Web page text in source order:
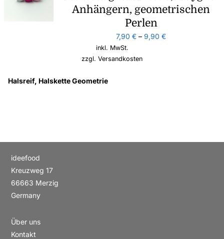
Anhängern, geometrischen
Perlen
7,90€ –9,90€
inkl. MwSt.
zzgl. Versandkosten
Halsreif, Halskette Geometrie
ideefood
Kreuzweg 17
66663 Merzig
Germany
Über uns
Kontakt